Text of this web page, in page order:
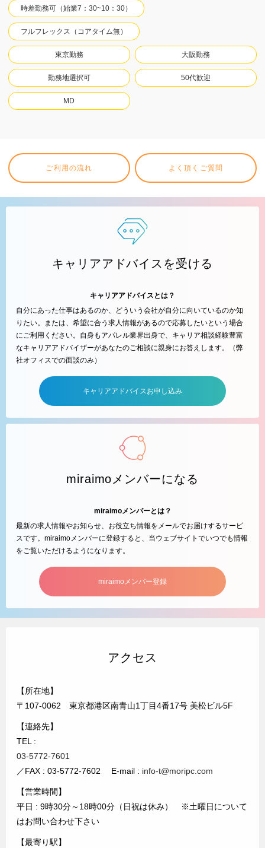
時差勤務可（始業7：30~10：30）
フルフレックス（コアタイム無）
東京勤務 大阪勤務
勤務地選択可 50代歓迎
MD
ご利用の流れ よく頂くご質問
キャリアアドバイスを受ける
キャリアアドバイスとは？
自分にあった仕事はあるのか、どういう会社が自分に向いているのか知
りたい。または、希望に合う求人情報があるので応募したいという場合
にご利用ください。自身もアパレル業界出身で、キャリア相談経験豊富
なキャリアアドバイザーがあなたのご相談に親身にお答えします。（弊
社オフィスでの面談のみ）
キャリアアドバイスお申し込み
miraimoメンバーになる
miraimoメンバーとは？
最新の求人情報やお知らせ、お役立ち情報をメールでお届けするサービ
スです。miraimoメンバーに登録すると、当ウェブサイトでいつでも情報
をご覧いただけるようになります。
miraimoメンバー登録
アクセス
【所在地】
〒107-0062 東京都港区南青山1丁目4番17号 美松ビル5F
【連絡先】
TEL :
03-5772-7601
／FAX : 03-5772-7602 E-mail : info-t@moripc.com
【営業時間】
平日 : 9時30分～18時00分（日祝は休み） ※土曜日について
はお問い合わせ下さい
【最寄り駅】